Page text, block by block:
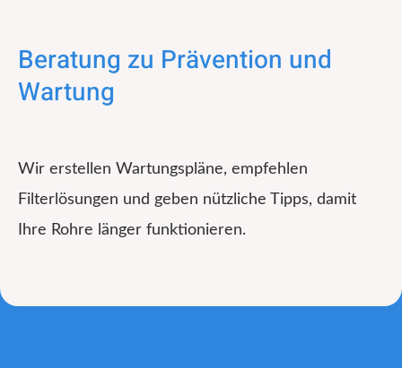
Beratung zu Prävention und
Wartung
Wir erstellen Wartungspläne, empfehlen
Filterlösungen und geben nützliche Tipps, damit
Ihre Rohre länger funktionieren.